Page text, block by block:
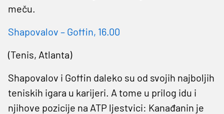
meču.
Shapovalov – Goffin, 16.00
(Tenis, Atlanta)
Shapovalov i Goffin daleko su od svojih najboljih
teniskih igara u karijeri. A tome u prilog idu i
njihove pozicije na ATP ljestvici: Kanađanin je